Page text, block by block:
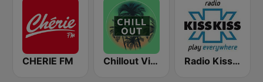
CHERIE FM Chillout Vibes Radio Kiss Kiss